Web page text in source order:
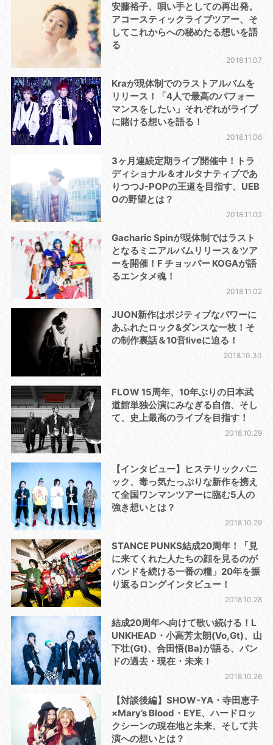
安藤裕子、唄い手としての再出発。
アコースティックライブツアー、そ
してこれからへの秘めたる想いを語
る
2018.11.07
Kraが現体制でのラストアルバムを
リリース！「4人で最高のパフォー
マンスをしたい」それぞれがライブ
に賭ける想いを語る！
2018.11.06
3ヶ月連続定期ライブ開催中！トラ
ディショナル＆オルタナティブであ
りつつJ-POPの王道を目指す、UEB
Oの野望とは？
2018.11.02
Gacharic Spinが現体制ではラスト
となるミニアルバムリリース＆ツア
ーを開催！F チョッパー KOGAが語
るエンタメ魂！
2018.11.02
JUON新作はポジティブなパワーに
あふれたロック&ダンスな一枚！そ
の制作裏話＆10音liveに迫る！
2018.10.30
FLOW 15周年、10年ぶりの日本武
道館単独公演にみなぎる自信、そし
て、史上最高のライブを目指す！
2018.10.29
【インタビュー】ヒステリックパニ
ック、毒っ気たっぷりな新作を携え
て全国ワンマンツアーに臨む5人の
強き想いとは？
2018.10.29
STANCE PUNKS結成20周年！「見
に来てくれた人たちの顔を見るのが
バンドを続ける一番の糧」20年を振
り返るロングインタビュー！
2018.10.28
結成20周年へ向けて歌い続ける！L
UNKHEAD・小高芳太朗(Vo,Gt)、山
下壮(Gt)、合田悟(Ba)が語る、バン
ドの過去・現在・未来！
2018.10.26
【対談後編】SHOW-YA・寺田恵子
×Mary’s Blood・EYE、ハードロッ
クシーンの現在地と未来、そして共
演への想いとは？